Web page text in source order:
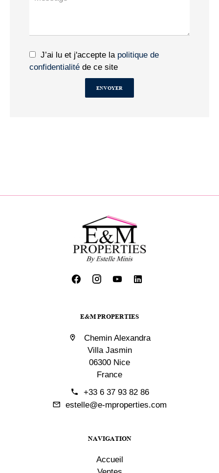
J’ai lu et j'accepte la politique de
confidentialité de ce site
ENVOYER
E&M PROPERTIES
Chemin Alexandra
Villa Jasmin
06300 Nice
France
+33 6 37 93 82 86
estelle@e-mproperties.com
NAVIGATION
Accueil